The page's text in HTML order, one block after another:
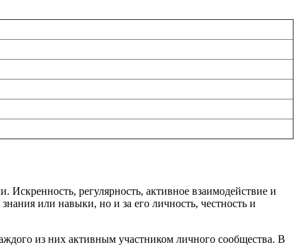
регулярность, активное взаимодействие и
или навыки, но и за его личность, честность и
из них активным участником личного сообщества. В